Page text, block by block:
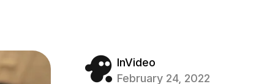
InVideo
February 24, 2022